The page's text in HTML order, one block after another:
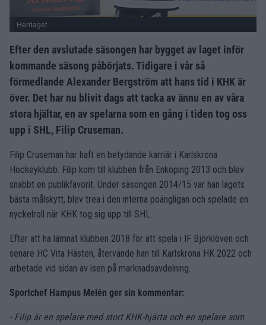
Herrlaget
Efter den avslutade säsongen har bygget av laget inför
kommande säsong påbörjats. Tidigare i vår så
förmedlande Alexander Bergström att hans tid i KHK är
över. Det har nu blivit dags att tacka av ännu en av våra
stora hjältar, en av spelarna som en gång i tiden tog oss
upp i SHL, Filip Cruseman.
Filip Cruseman har haft en betydande karriär i Karlskrona
Hockeyklubb. Filip kom till klubben från Enköping 2013 och blev
snabbt en publikfavorit. Under säsongen 2014/15 var han lagets
bästa målskytt, blev trea i den interna poängligan och spelade en
nyckelroll när KHK tog sig upp till SHL.
Efter att ha lämnat klubben 2018 för att spela i IF Björklöven och
senare HC Vita Hästen, återvände han till Karlskrona HK 2022 och
arbetade vid sidan av isen på marknadsavdelning.
Sportchef Hampus Melén ger sin kommentar:
- Filip är en spelare med stort KHK-hjärta och en spelare som